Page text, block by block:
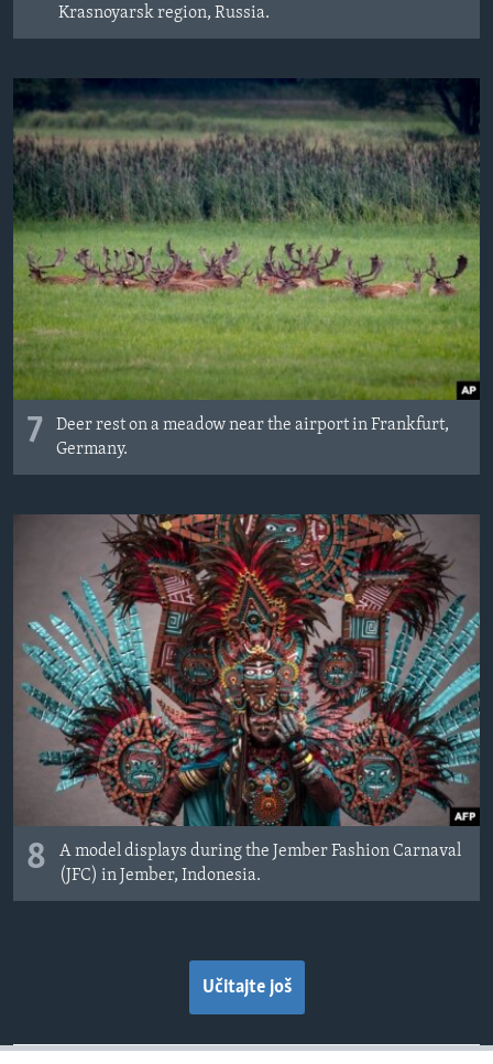
Krasnoyarsk region, Russia.
7
Deer rest on a meadow near the airport in Frankfurt,
Germany.
8
A model displays during the Jember Fashion Carnaval
(JFC) in Jember, Indonesia.
Učitajte još